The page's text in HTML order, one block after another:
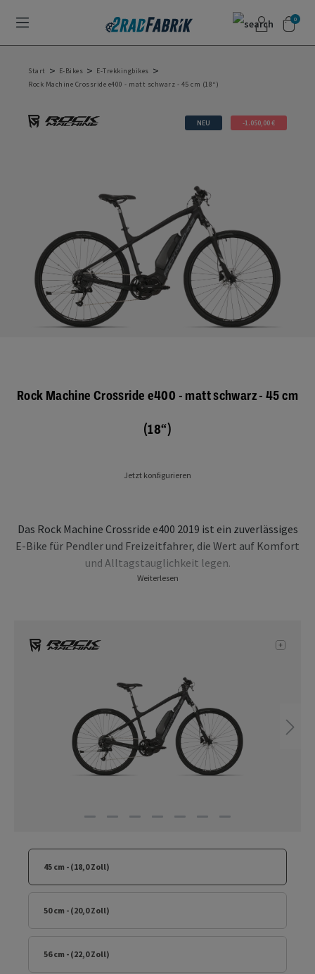
0
Start > E-Bikes > E-Trekkingbikes >
Rock Machine Crossride e400 - matt schwarz - 45 cm (18“)
NEU -1.050,00 €
Rock Machine Crossride e400 - matt schwarz - 45 cm
(18“)
Jetzt konfigurieren
Das Rock Machine Crossride e400 2019 ist ein zuverlässiges
E-Bike für Pendler und Freizeitfahrer, die Wert auf Komfort
und Alltagstauglichkeit legen.
Weiterlesen
45 cm - (18,0 Zoll)
50 cm - (20,0 Zoll)
56 cm - (22,0 Zoll)